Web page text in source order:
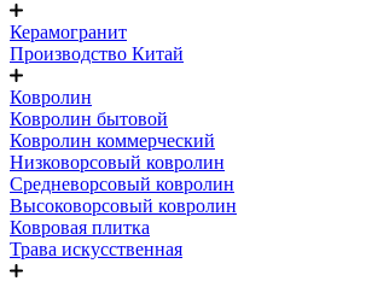
Керамогранит
Производство Китай
Ковролин
Ковролин бытовой
Ковролин коммерческий
Низковорсовый ковролин
Средневорсовый ковролин
Высоковорсовый ковролин
Ковровая плитка
Трава искусственная